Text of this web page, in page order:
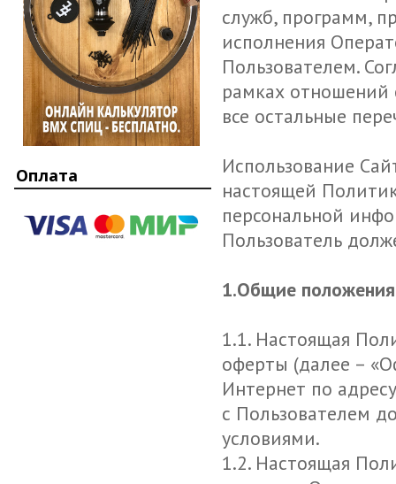
Оплата
служб, программ,
исполнения
Пользователем.
рамках отношений
все остальные
Использование
настоящей
персональной
Пользователь
1.Общие
1.1. Настоящая
оферты (далее –
Интернет по
с Пользователем
условиями.
1.2. Настоящая